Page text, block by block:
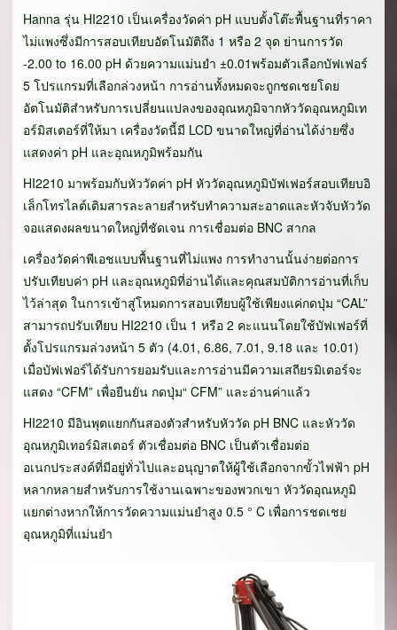
Hanna รุ่น HI2210 เป็นเครื่องวัดค่า pH แบบตั้งโต๊ะพื้นฐานที่ราคา
ไม่แพงซึ่งมีการสอบเทียบอัตโนมัติถึง 1 หรือ 2 จุด ย่านการวัด
-2.00 to 16.00 pH ด้วยความแม่นยำ ±0.01พร้อมตัวเลือกบัฟเฟอร์
5 โปรแกรมที่เลือกล่วงหน้า การอ่านทั้งหมดจะถูกชดเชยโดย
อัตโนมัติสำหรับการเปลี่ยนแปลงของอุณหภูมิจากหัววัดอุณหภูมิเท
อร์มิสเตอร์ที่ให้มา เครื่องวัดนี้มี LCD ขนาดใหญ่ที่อ่านได้ง่ายซึ่ง
แสดงค่า pH และอุณหภูมิพร้อมกัน
HI2210 มาพร้อมกับหัววัดค่า pH หัววัดอุณหภูมิบัฟเฟอร์สอบเทียบอิ
เล็กโทรไลต์เติมสารละลายสำหรับทำความสะอาดและหัวจับหัววัด
จอแสดงผลขนาดใหญ่ที่ชัดเจน การเชื่อมต่อ BNC สากล
เครื่องวัดค่าพีเอชแบบพื้นฐานที่ไม่แพง การทำงานนั้นง่ายต่อการ
ปรับเทียบค่า pH และอุณหภูมิที่อ่านได้และคุณสมบัติการอ่านที่เก็บ
ไว้ล่าสุด ในการเข้าสู่โหมดการสอบเทียบผู้ใช้เพียงแค่กดปุ่ม “CAL”
สามารถปรับเทียบ HI2210 เป็น 1 หรือ 2 คะแนนโดยใช้บัฟเฟอร์ที่
ตั้งโปรแกรมล่วงหน้า 5 ตัว (4.01, 6.86, 7.01, 9.18 และ 10.01)
เมื่อบัฟเฟอร์ได้รับการยอมรับและการอ่านมีความเสถียรมิเตอร์จะ
แสดง “CFM” เพื่อยืนยัน กดปุ่ม“ CFM” และอ่านค่าแล้ว
HI2210 มีอินพุตแยกกันสองตัวสำหรับหัววัด pH BNC และหัววัด
อุณหภูมิเทอร์มิสเตอร์ ตัวเชื่อมต่อ BNC เป็นตัวเชื่อมต่อ
อเนกประสงค์ที่มีอยู่ทั่วไปและอนุญาตให้ผู้ใช้เลือกจากขั้วไฟฟ้า pH
หลากหลายสำหรับการใช้งานเฉพาะของพวกเขา หัววัดอุณหภูมิ
แยกต่างหากให้การวัดความแม่นยำสูง 0.5 ° C เพื่อการชดเชย
อุณหภูมิที่แม่นยำ